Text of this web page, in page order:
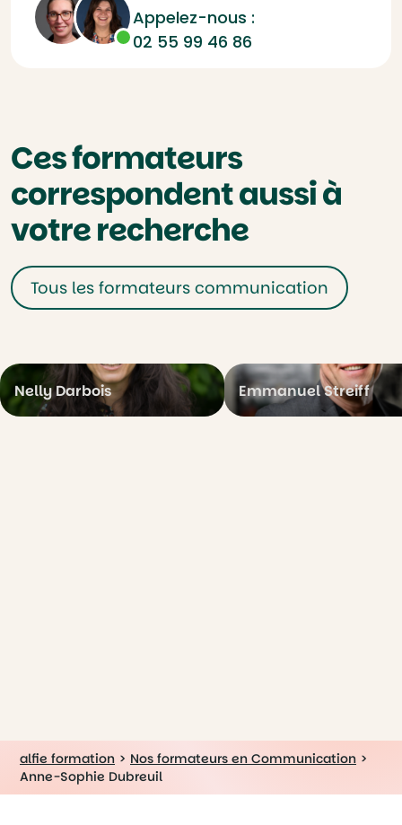
Appelez-nous :
02 55 99 46 86
Ces formateurs
correspondent aussi à
votre recherche
Tous les formateurs communication
Nelly Darbois Emmanuel Streiff
alfie formation > Nos formateurs en Communication >
Anne-Sophie Dubreuil